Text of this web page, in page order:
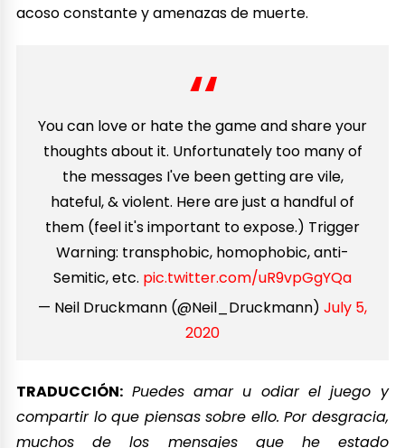
acoso constante y amenazas de muerte.
You can love or hate the game and share your
thoughts about it. Unfortunately too many of
the messages I've been getting are vile,
hateful, & violent. Here are just a handful of
them (feel it's important to expose.) Trigger
Warning: transphobic, homophobic, anti-
Semitic, etc. pic.twitter.com/uR9vpGgYQa
— Neil Druckmann (@Neil_Druckmann) July 5,
2020
TRADUCCIÓN: Puedes amar u odiar el juego y
compartir lo que piensas sobre ello. Por desgracia,
muchos de los mensajes que he estado